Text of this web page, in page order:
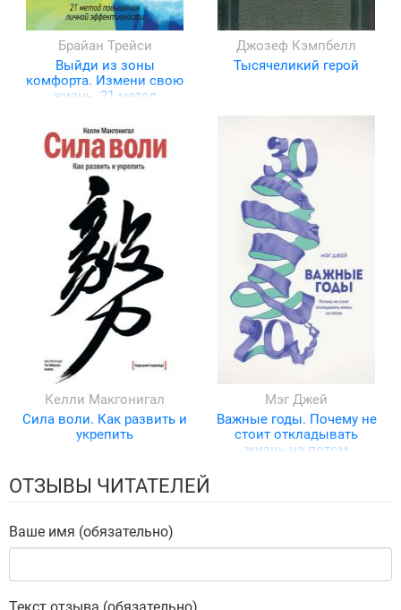
Брайан Трейси
Выйди из зоны
комфорта. Измени свою
жизнь. 21 метод
эффективности
Джозеф Кэмпбелл
Тысячеликий герой
Келли Макгонигал
Сила воли. Как развить и
укрепить
Мэг Джей
Важные годы. Почему не
стоит откладывать
жизнь на потом
ОТЗЫВЫ ЧИТАТЕЛЕЙ
Ваше имя (обязательно)